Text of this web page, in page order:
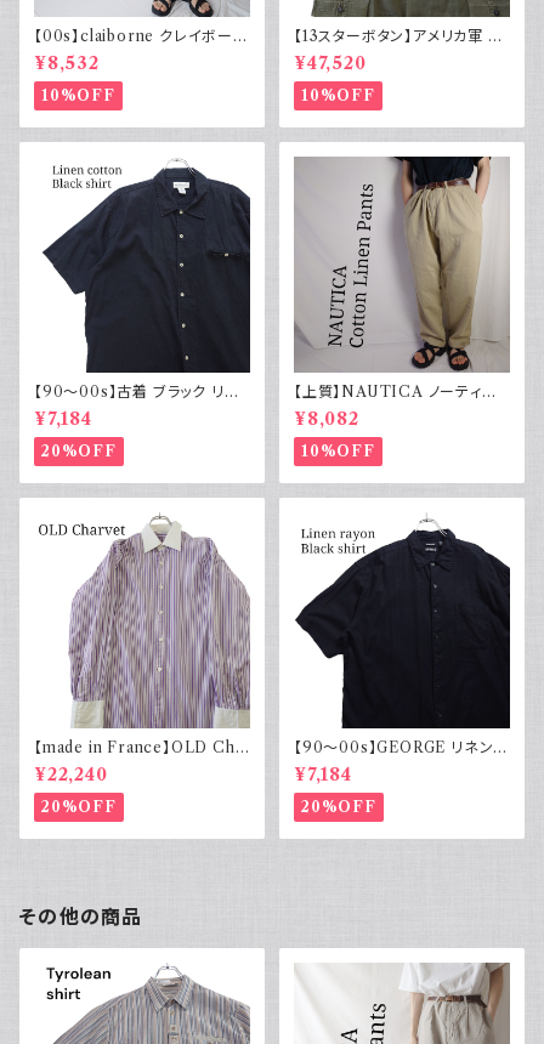
【00s】claiborne クレイボーン
リネンコットンパンツ ツータック
¥8,532
10%OFF
【13スターボタン】アメリカ軍 M
43 HBT ジャケット パッチ 軍物
実物
¥47,520
10%OFF
【90～00s】古着 ブラック リネ
ンコットンシャツ 黒 ボックスシ
ルエット
¥7,184
20%OFF
【上質】NAUTICA ノーティカ
コットンリネンパンツ ツータック
¥8,082
10%OFF
【made in France】OLD Cha
rvet ストライプ 切り替え 紫
¥22,240
20%OFF
【90～00s】GEORGE リネンレ
ーヨンシャツ 黒 ボックスシルエ
ット XL
¥7,184
20%OFF
その他の商品